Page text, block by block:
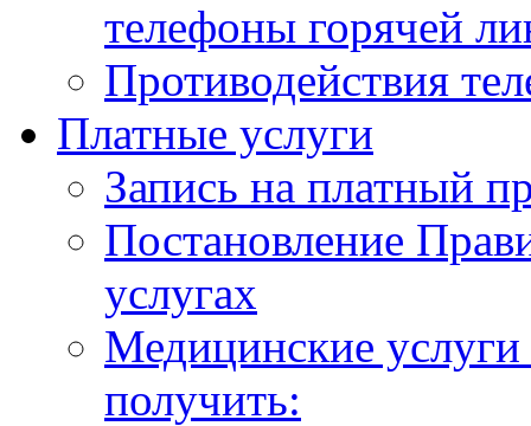
телефоны горячей
Противодействия
Платные услуги
Запись на платный
Постановление
услугах
Медицинские
получить: